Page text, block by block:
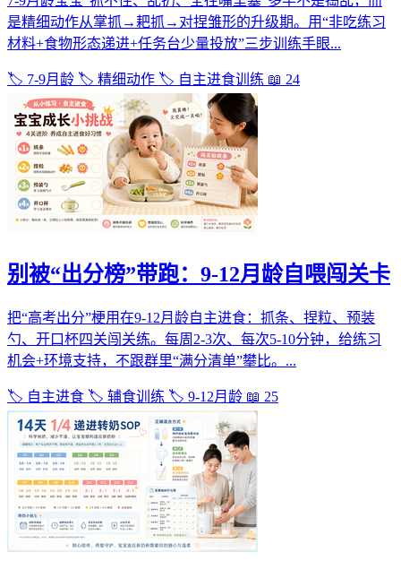
是精细动作从掌抓→耙抓→对捏雏形的升级期。用“非吃练习
材料+食物形态递进+任务台少量投放”三步训练手眼...
🏷️ 7-9月龄 🏷️ 精细动作 🏷️ 自主进食训练 📖 24
别被“出分榜”带跑：9-12月龄自喂闯关卡
把“高考出分”梗用在9-12月龄自主进食：抓条、捏粒、预装
勺、开口杯四关闯关练。每周2-3次、每次5-10分钟，给练习
机会+环境支持，不跟群里“满分清单”攀比。...
🏷️ 自主进食 🏷️ 辅食训练 🏷️ 9-12月龄 📖 25